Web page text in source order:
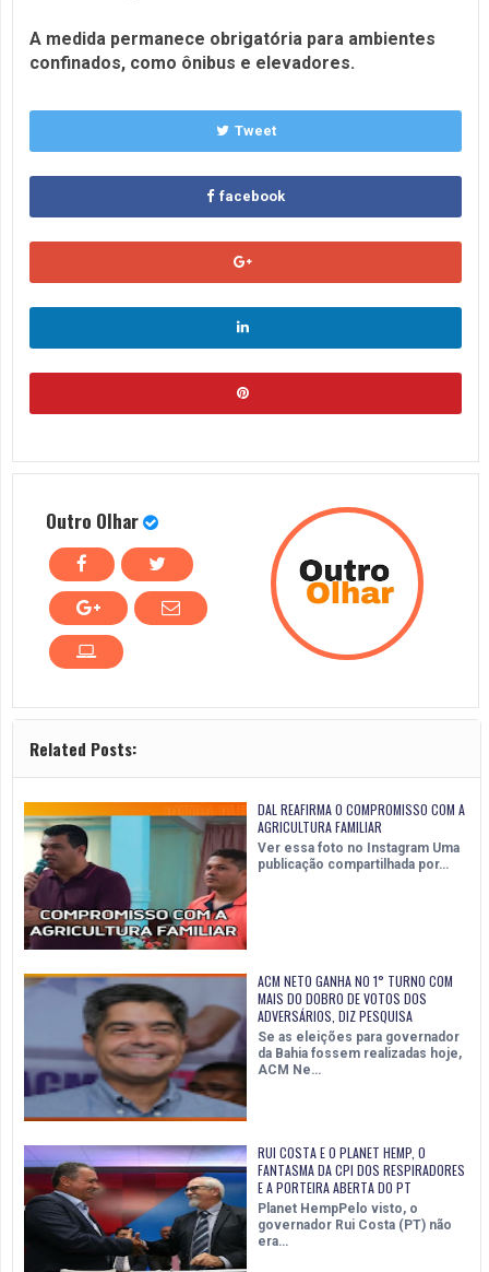
A medida permanece obrigatória para ambientes
confinados, como ônibus e elevadores.
Tweet
facebook
Outro Olhar
Related Posts:
DAL REAFIRMA O COMPROMISSO COM A
AGRICULTURA FAMILIAR
Ver essa foto no Instagram Uma
publicação compartilhada por…
ACM NETO GANHA NO 1° TURNO COM
MAIS DO DOBRO DE VOTOS DOS
ADVERSÁRIOS, DIZ PESQUISA
Se as eleições para governador
da Bahia fossem realizadas hoje,
ACM Ne…
RUI COSTA E O PLANET HEMP, O
FANTASMA DA CPI DOS RESPIRADORES
E A PORTEIRA ABERTA DO PT
Planet HempPelo visto, o
governador Rui Costa (PT) não
era…